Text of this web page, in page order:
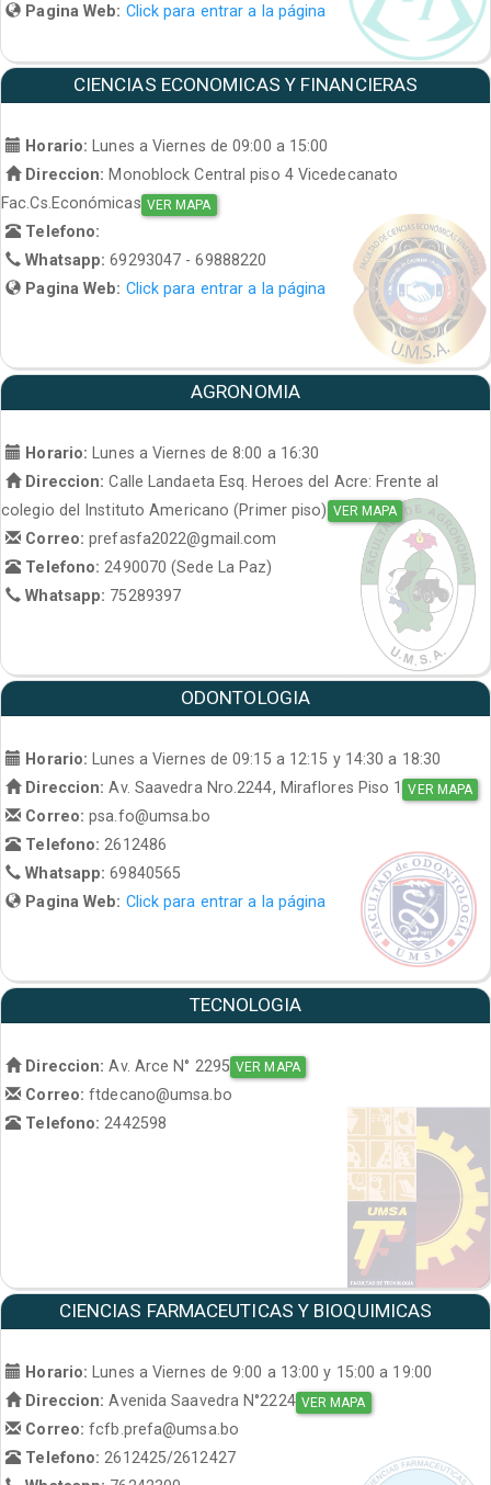
Pagina Web: Click para entrar a la página
CIENCIAS ECONOMICAS Y FINANCIERAS
Horario: Lunes a Viernes de 09:00 a 15:00
Direccion: Monoblock Central piso 4 Vicedecanato
Fac.Cs.Económicas VER MAPA
Telefono:
Whatsapp:69293047 - 69888220
Pagina Web: Click para entrar a la página
AGRONOMIA
Horario:
Lunes a Viernes de 8:00 a 16:30
Direccion: Calle Landaeta Esq. Heroes del Acre: Frente al
colegio del Instituto Americano (Primer piso) VER MAPA
Correo:prefasfa2022@gmail.com
Telefono: 2490070 (Sede La Paz)
Whatsapp: 75289397
ODONTOLOGIA
Horario: Lunes a Viernes de 09:15 a 12:15 y 14:30 a 18:30
Direccion: Av. Saavedra Nro.2244, Miraflores Piso 1 VER MAPA
Correo:psa.fo@umsa.bo
Telefono:2612486
Whatsapp:69840565
Pagina Web: Click para entrar a la página
TECNOLOGIA
Direccion: Av. Arce N° 2295 VER MAPA
Correo:ftdecano@umsa.bo
Telefono: 2442598
CIENCIAS FARMACEUTICAS Y BIOQUIMICAS
Horario: Lunes a Viernes de 9:00 a 13:00 y 15:00 a 19:00
Direccion: Avenida Saavedra N°2224 VER MAPA
Correo:fcfb.prefa@umsa.bo
Telefono:2612425/2612427